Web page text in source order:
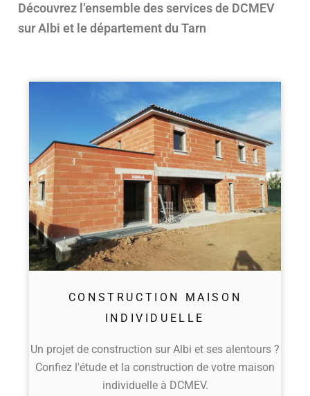
Découvrez l’ensemble des services de DCMEV
sur Albi et le département du Tarn
CONSTRUCTION MAISON
INDIVIDUELLE
Un projet de construction sur Albi et ses alentours ?
Confiez l'étude et la construction de votre maison
individuelle à DCMEV.